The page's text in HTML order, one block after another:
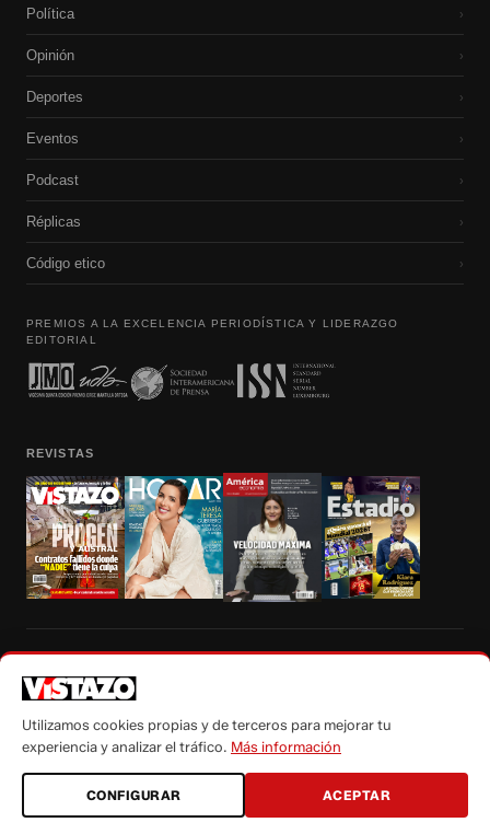
Política ›
Opinión ›
Deportes ›
Eventos ›
Podcast ›
Réplicas ›
Código etico ›
PREMIOS A LA EXCELENCIA PERIODÍSTICA Y LIDERAZGO
EDITORIAL
REVISTAS
autorización escrita de su titular, de todos los contenidos de Vistazo.com.
Utilizamos cookies propias y de terceros para mejorar tu
experiencia y analizar el tráfico. Más información
CONFIGURAR ACEPTAR